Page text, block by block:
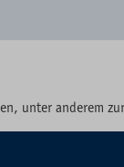
unter anderem